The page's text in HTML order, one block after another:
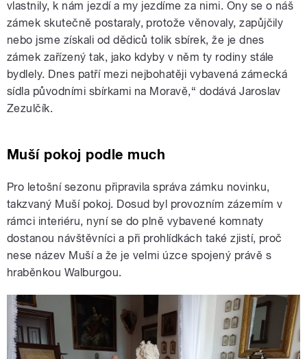
vlastnily, k nám jezdí a my jezdíme za nimi. Ony se o náš
zámek skutečně postaraly, protože věnovaly, zapůjčily
nebo jsme získali od dědiců tolik sbírek, že je dnes
zámek zařízený tak, jako kdyby v něm ty rodiny stále
bydlely. Dnes patří mezi nejbohatěji vybavená zámecká
sídla původními sbírkami na Moravě,“ dodává Jaroslav
Zezulčík.
Muší pokoj podle much
Pro letošní sezonu připravila správa zámku novinku,
takzvaný Muší pokoj. Dosud byl provozním zázemím v
rámci interiéru, nyní se do plně vybavené komnaty
dostanou návštěvníci a při prohlídkách také zjistí, proč
nese název Muší a že je velmi úzce spojený právě s
hraběnkou Walburgou.